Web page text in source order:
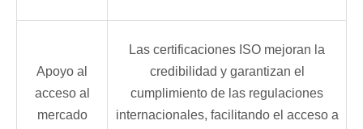
Apoyo al
acceso al
mercado
Las certificaciones ISO mejoran la
credibilidad y garantizan el
cumplimiento de las regulaciones
internacionales, facilitando el acceso a